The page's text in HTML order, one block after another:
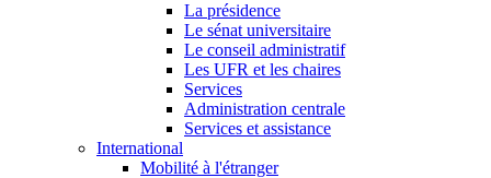
La présidence
Le sénat universitaire
Le conseil administratif
Les UFR et les chaires
Services
Administration centrale
Services et assistance
International
Mobilité à l'étranger